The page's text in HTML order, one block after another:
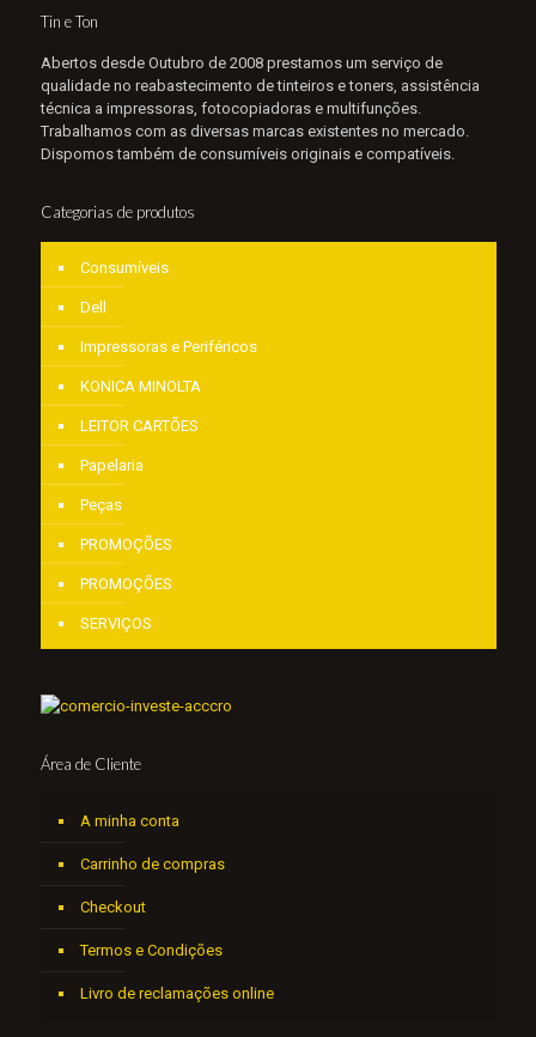
Tin e Ton
Abertos desde Outubro de 2008 prestamos um serviço de
qualidade no reabastecimento de tinteiros e toners, assistência
técnica a impressoras, fotocopiadoras e multifunções.
Trabalhamos com as diversas marcas existentes no mercado.
Dispomos também de consumíveis originais e compatíveis.
Categorias de produtos
Consumíveis
Dell
Impressoras e Periféricos
KONICA MINOLTA
LEITOR CARTÕES
Papelaria
Peças
PROMOÇÕES
PROMOÇÕES
SERVIÇOS
Área de Cliente
A minha conta
Carrinho de compras
Checkout
Termos e Condições
Livro de reclamações online